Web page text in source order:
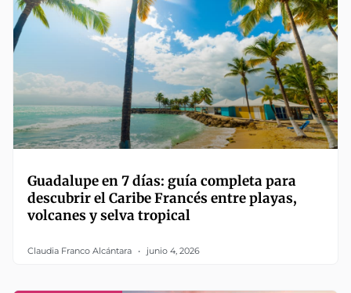
Guadalupe en 7 días: guía completa para
descubrir el Caribe Francés entre playas,
volcanes y selva tropical
Claudia Franco Alcántara junio 4, 2026